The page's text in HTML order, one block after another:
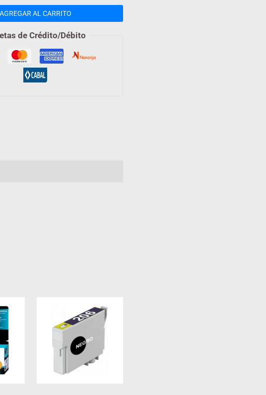
AGREGAR AL CARRITO
de Crédito/Débito